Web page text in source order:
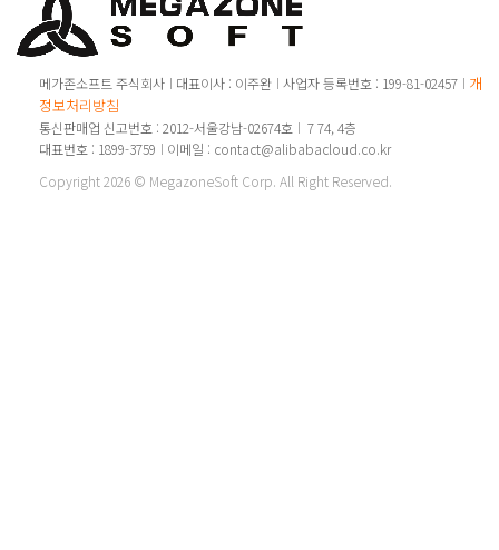
메가존소프트 주식회사 대표이사 : 이주완 사업자 등록번호 : 199-81-02457
개인
정보처리방침
통신판매업 신고번호 : 2012-서울강남-02674호
7 74, 4층
대표번호 : 1899-3759
이메일 : contact@alibabacloud.co.kr
Copyright 2026 © MegazoneSoft Corp. All Right Reserved.